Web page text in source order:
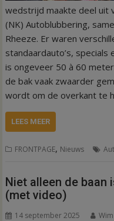
wedstrijd maakte deel uit
(NK) Autoblubbering,
Rheeze. Er waren
standaardauto’s,
is ongeveer 50 à 60
de bak vaak zwaarder
wordt om de overkant te
LEES MEER
FRONTPAGE, Nieuws
Niet alleen de baan
(met video)
14 september 2025